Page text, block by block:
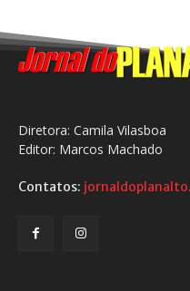
Diretora: Camila Vilasboa
Editor: Marcos Machado
Contatos: